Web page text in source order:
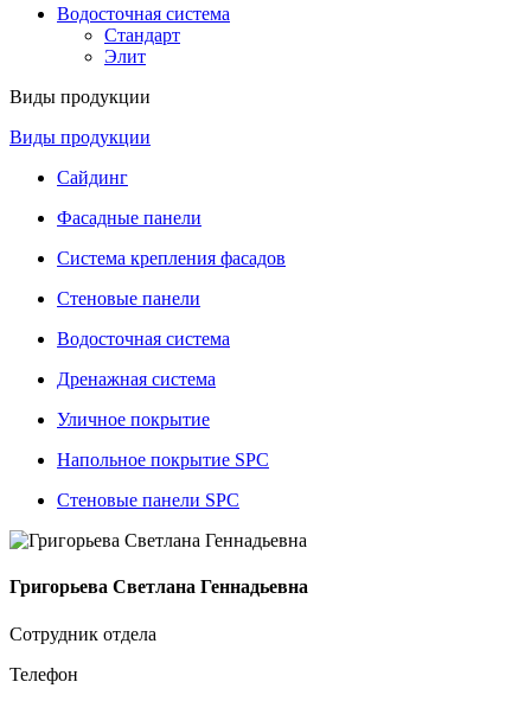
Водосточная система
Стандарт
Элит
Виды продукции
Виды продукции
Сайдинг
Фасадные панели
Система крепления фасадов
Стеновые панели
Водосточная система
Дренажная система
Уличное покрытие
Напольное покрытие SPC
Стеновые панели SPC
Григорьева Светлана Геннадьевна
Сотрудник отдела
Телефон